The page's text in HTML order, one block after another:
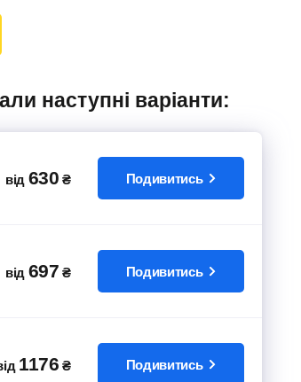
наступні варіанти:
від 630 ₴ Подивитись
від 697 ₴ Подивитись
1176 ₴ Подивитись